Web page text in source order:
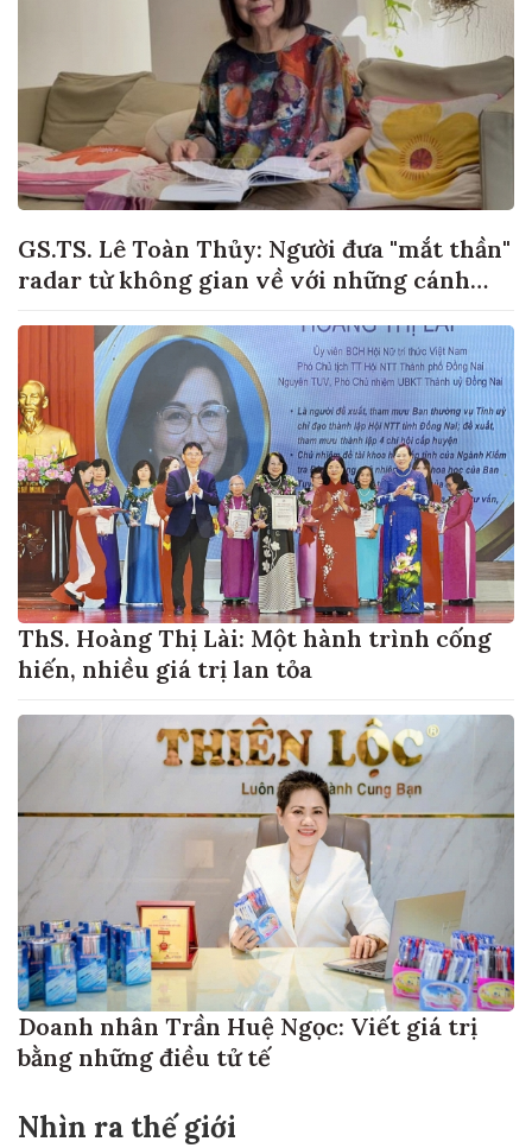
GS.TS. Lê Toàn Thủy: Người đưa "mắt thần"
radar từ không gian về với những cánh
ThS. Hoàng Thị Lài: Một hành trình cống
hiến, nhiều giá trị lan tỏa
Doanh nhân Trần Huệ Ngọc: Viết giá trị
bằng những điều tử tế
Nhìn ra thế giới